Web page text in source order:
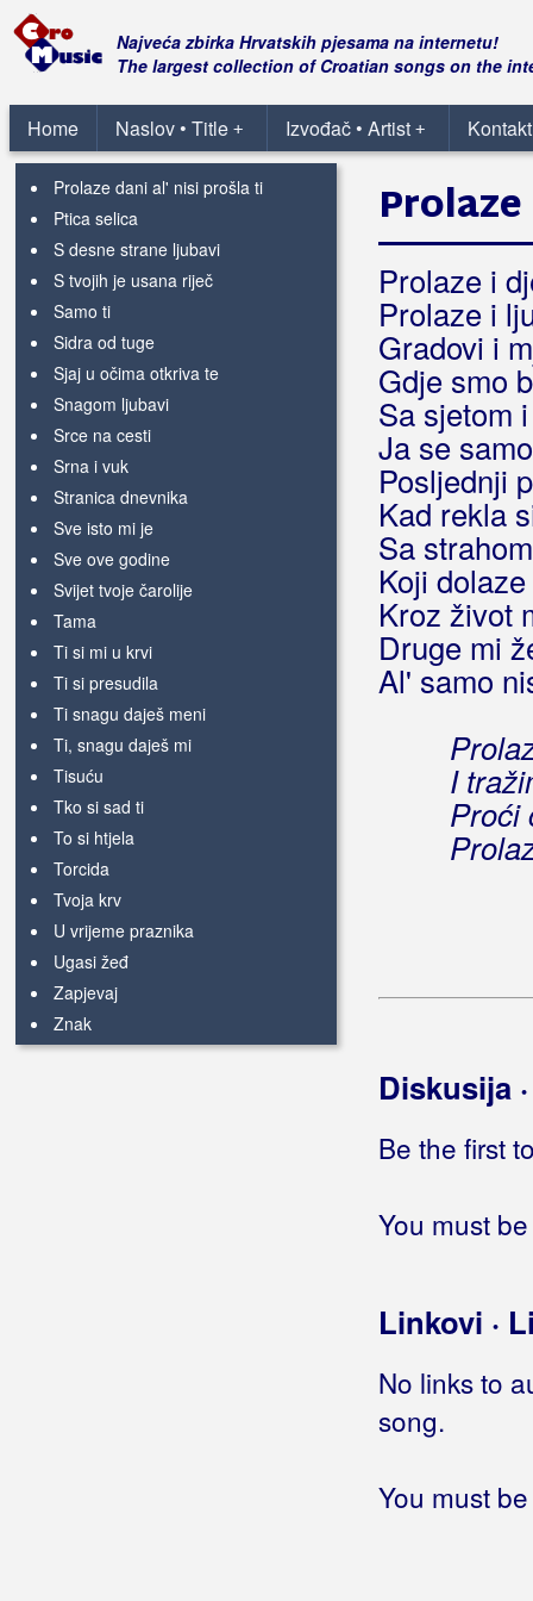
Najveća zbirka Hrvatskih pjesama na internetu!
The largest collection of Croatian songs on the
Home +
Naslov • Title +
Izvođač • Artist
Padam na koljena
Pijan i mamuran
Plava vještica
Pridaću te
Prolaze dani al' nisi prošla ti
Ptica selica
S desne strane ljubavi
S tvojih je usana riječ
Samo ti
Sidra od tuge
Sjaj u očima otkriva te
Snagom ljubavi
Srce na cesti
Srna i vuk
Stranica dnevnika
Sve isto mi je
Sve ove godine
Svijet tvoje čarolije
Tama
Ti si mi u krvi
Ti si presudila
Ti snagu daješ meni
Ti, snagu daješ mi
Tisuću
Tko si sad ti
To si htjela
Torcida
Tvoja krv
U vrijeme praznika
Ugasi žeđ
Zapjevaj
Znak
Zovem prijatelje moje
Prolaze i
Prolaze i
Gradovi i
Gdje smo
Sa sjetom
Ja se
Posljednji
Kad rekla
Sa
Koji dolaze
Kroz život
Druge mi
Al' samo
I
Proći
Diskusija
Be the first
You must
Linkovi ·
No links to
song.
You must